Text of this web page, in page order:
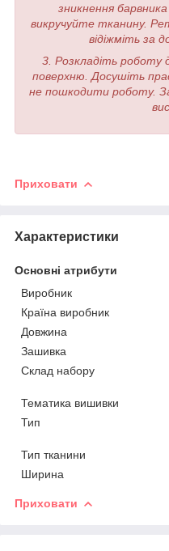
зникнення
викручуйте тканину.
відіжміть за
3. Розкладіть роботу
поверхню. Досушіть
не пошкодити роботу.
Приховати
Характеристики
Основні атрибути
Виробник
Країна виробник
Довжина
Зашивка
Склад набору
Тематика вишивки
Тип
Тип тканини
Ширина
Приховати